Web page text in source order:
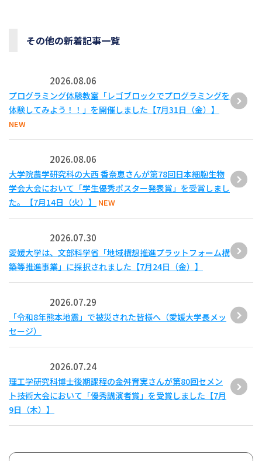
その他の新着記事一覧
2026.08.06
プログラミング体験教室「レゴブロックでプログラミングを
体験してみよう！！」を開催しました【7月31日（金）】
NEW
2026.08.06
大学院農学研究科の大西 香奈恵さんが第78回日本細胞生物
学会大会において「学生優秀ポスター発表賞」を受賞しまし
た。【7月14日（火）】
NEW
2026.07.30
愛媛大学は、文部科学省「地域構想推進プラットフォーム構
築等推進事業」に採択されました【7月24日（金）】
2026.07.29
「令和8年熊本地震」で被災された皆様へ（愛媛大学長メッ
セージ）
2026.07.24
理工学研究科博士後期課程の金舛育実さんが第80回セメン
ト技術大会において「優秀講演者賞」を受賞しました【7月
9日（木）】